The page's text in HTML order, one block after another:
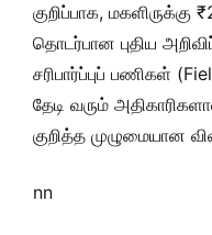
குறிப்பாக,
தொடர்பான புதிய
சரிபார்ப்புப் பணிகள்
தேடி வரும்
குறித்த முழுமையான
nn